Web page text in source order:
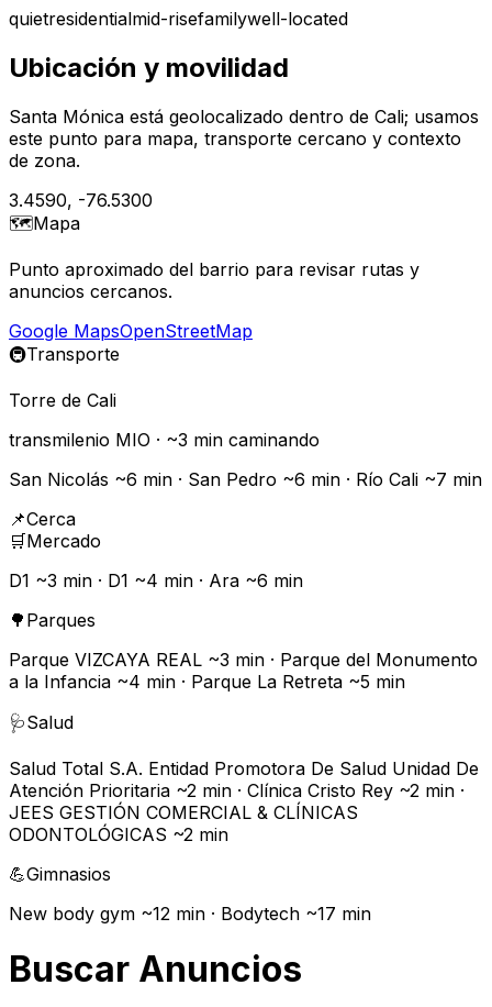
quietresidentialmid-risefamilywell-located
Ubicación y movilidad
Santa Mónica está geolocalizado dentro de Cali; usamos
este punto para mapa, transporte cercano y contexto
de zona.
3.4590, -76.5300
🗺️Mapa
Punto aproximado del barrio para revisar rutas y
anuncios cercanos.
Google MapsOpenStreetMap
🚇Transporte
Torre de Cali
transmilenio MIO · ~3 min caminando
San Nicolás ~6 min · San Pedro ~6 min · Río Cali ~7 min
📌Cerca
🛒Mercado
D1 ~3 min · D1 ~4 min · Ara ~6 min
🌳 Parques
Parque VIZCAYA REAL ~3 min · Parque del Monumento
a la Infancia ~4 min · Parque La Retreta ~5 min
🩺Salud
Salud Total S.A. Entidad Promotora De Salud Unidad De
Atención Prioritaria ~2 min · Clínica Cristo Rey ~2 min ·
JEES GESTIÓN COMERCIAL & CLÍNICAS
ODONTOLÓGICAS ~2 min
💪Gimnasios
New body gym ~12 min · Bodytech ~17 min
Buscar Anuncios